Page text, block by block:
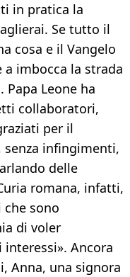
in pratica la
Se tutto il
cosa e il Vangelo
imbocca la strada
Leone ha
collaboratori,
per il
senza infingimenti,
delle
romana, infatti,
sono
di voler
Ancora
Anna, una signora